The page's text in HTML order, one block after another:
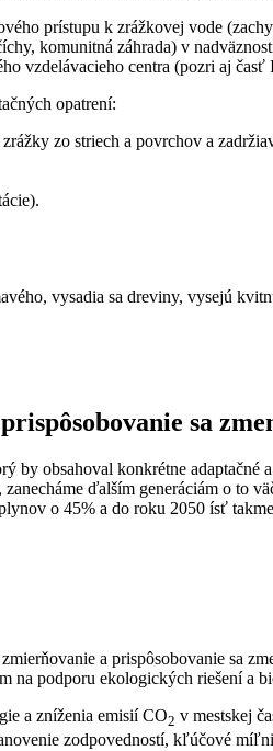
prístupu k zrážkovej vode
komunitná záhrada) v
vzdelávacieho centra (pozri aj
opatrení:
zo striech a povrchov a
vysadia sa dreviny, vysejú
sa
by obsahoval konkrétne
ďalším generáciám o to
o 45% a do roku 2050 ísť
a prispôsobovanie sa
na podporu ekologických riešení a
a zníženia emisií CO2 v mestskej
zodpovedností, kľúčové